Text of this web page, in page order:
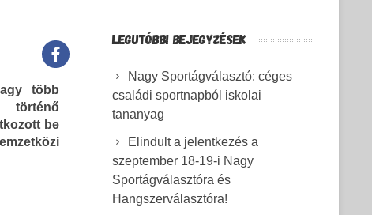
több
történő
be
LEGUTÓBBI BEJEGYZÉSEK
Nagy Sportágválasztó: céges
családi sportnapból iskolai
tananyag
Elindult a jelentkezés a
szeptember 18-19-i Nagy
Sportágválasztóra és
Hangszerválasztóra!